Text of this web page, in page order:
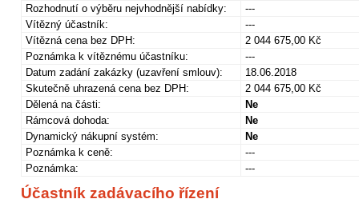
Rozhodnutí o výběru nejvhodnější nabídky:
---
Vítězný účastník:
---
Vítězná cena bez DPH:
2 044 675,00 Kč
Poznámka k vítěznému účastníku:
---
Datum zadání zakázky (uzavření smlouv):
18.06.2018
Skutečně uhrazená cena bez DPH:
2 044 675,00 Kč
Dělená na části:
Ne
Rámcová dohoda:
Ne
Dynamický nákupní systém:
Ne
Poznámka k ceně:
---
Poznámka:
---
Účastník zadávacího řízení